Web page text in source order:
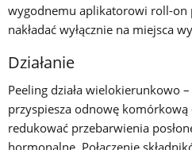
wygodnemu aplikatorowi roll-on
nakładać wyłącznie na miejsca
Działanie
Peeling działa wielokierunkowo
przyspiesza odnowę
redukować przebarwienia
hormonalne. Połączenie